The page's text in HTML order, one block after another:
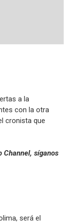
a la
con la otra
cronista que
Channel, síganos
será el